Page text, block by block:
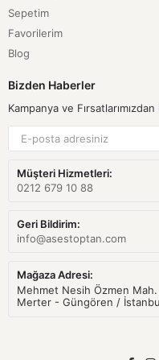
Sepetim
Favorilerim
Blog
Bizden Haberler
Kampanya ve
Müşteri Hizmetleri:
0212 679 10 88
Geri Bildirim:
info@asestoptan.com
Mağaza Adresi:
Mehmet Nesih Özmen
Merter - Güngören /